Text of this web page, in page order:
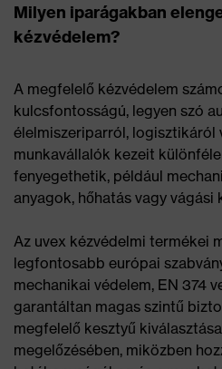
Milyen iparágakban
kézvédelem?
A megfelelő kézvédelem
kulcsfontosságú, legyen szó
élelmiszeriparról, logisztikáról
munkavállalók kezeit
fenyegethetik, például
anyagok, hőhatás vagy vágási
Az uvex kézvédelmi termékei
legfontosabb európai
mechanikai védelem, EN 374
garantáltan magas szintű
megfelelő kesztyű
megelőzésében, miközben